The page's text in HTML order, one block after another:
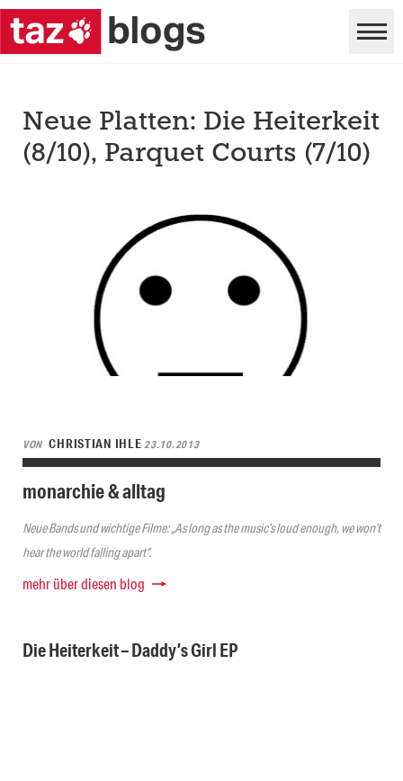
Neue Platten: Die Heiterkeit
(8/10), Parquet Courts (7/10)
VON CHRISTIAN IHLE23.10.2013
monarchie & alltag
Neue Bands und wichtige Filme: „As long as the music’s loud enough, we won’t
hear the world falling apart“.
mehr über diesen blog
Die Heiterkeit – Daddy’s Girl EP